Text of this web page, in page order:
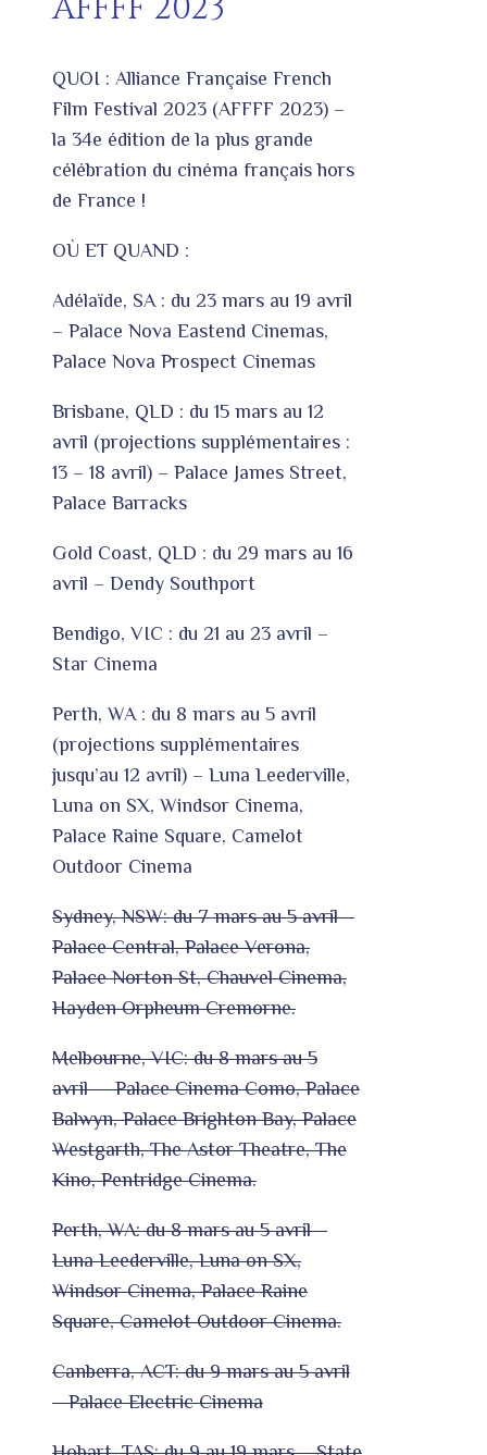
AFFFF 2023
QUOI : Alliance Française French
Film Festival 2023 (AFFFF 2023) –
la 34e édition de la plus grande
célébration du cinéma français hors
de France !
OÙ ET QUAND :
Adélaïde, SA : du 23 mars au 19 avril
– Palace Nova Eastend Cinemas,
Palace Nova Prospect Cinemas
Brisbane, QLD : du 15 mars au 12
avril (projections supplémentaires :
13 – 18 avril) – Palace James Street,
Palace Barracks
Gold Coast, QLD : du 29 mars au 16
avril – Dendy Southport
Bendigo, VIC : du 21 au 23 avril –
Star Cinema
Perth, WA : du 8 mars au 5 avril
(projections supplémentaires
jusqu’au 12 avril) – Luna Leederville,
Luna on SX, Windsor Cinema,
Palace Raine Square, Camelot
Outdoor Cinema
Sydney, NSW: du 7 mars au 5 avril –
Palace Central, Palace Verona,
Palace Norton St, Chauvel Cinema,
Hayden Orpheum Cremorne.
Melbourne, VIC: du 8 mars au 5
avril – Palace Cinema Como, Palace
Balwyn, Palace Brighton Bay, Palace
Westgarth, The Astor Theatre, The
Kino, Pentridge Cinema.
Perth, WA: du 8 mars au 5 avril –
Luna Leederville, Luna on SX,
Windsor Cinema, Palace Raine
Square, Camelot Outdoor Cinema.
Canberra, ACT: du 9 mars au 5 avril
– Palace Electric Cinema